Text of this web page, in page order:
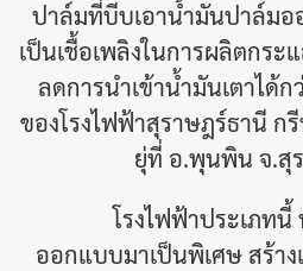
ปาล์มที่บีบเอาน้ำมันปาล์มอ
เป็นเชื้อเพลิงในการผลิตกระ
ลดการนำเข้าน้ำมันเตาได้
ของโรงไฟฟ้าสุราษฎร์ธานี ก
ยุ่ที่ อ.พุนพิน จ.สุ
โรงไฟฟ้าประเภทนี้ หม้
ออกแบบมาเป็นพิเศษ สร้า